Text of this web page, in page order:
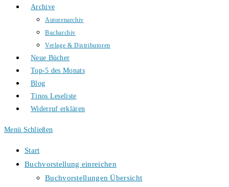
Archive
Autorenarchiv
Bucharchiv
Verlage & Distributoren
Neue Bücher
Top-5 des Monats
Blog
Tinos Leseliste
Widerruf erklären
Menü Schließen
Start
Buchvorstellung einreichen
Buchvorstellungen Übersicht